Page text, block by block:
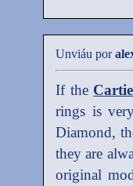
Unviáu por
If the
rings is
Diamond,
they are
original